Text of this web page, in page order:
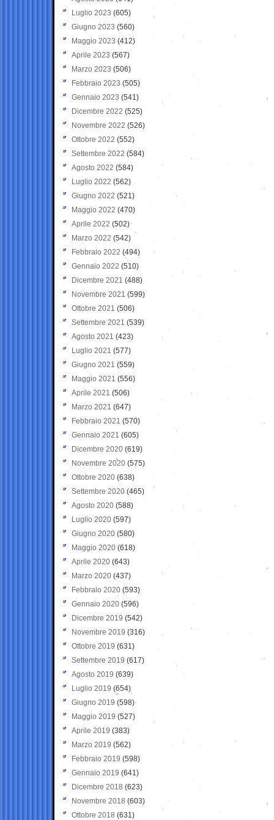
Luglio 2023 (605)
Giugno 2023 (560)
Maggio 2023 (412)
Aprile 2023 (567)
Marzo 2023 (506)
Febbraio 2023 (505)
Gennaio 2023 (541)
Dicembre 2022 (525)
Novembre 2022 (526)
Ottobre 2022 (552)
Settembre 2022 (584)
Agosto 2022 (584)
Luglio 2022 (562)
Giugno 2022 (521)
Maggio 2022 (470)
Aprile 2022 (502)
Marzo 2022 (542)
Febbraio 2022 (494)
Gennaio 2022 (510)
Dicembre 2021 (488)
Novembre 2021 (599)
Ottobre 2021 (506)
Settembre 2021 (539)
Agosto 2021 (423)
Luglio 2021 (577)
Giugno 2021(559)
Maggio 2021 (556)
Aprile 2021 (506)
Marzo 2021 (647)
Febbraio 2021 (570)
Gennaio 2021 (605)
Dicembre 2020 (619)
Novembre 2020 (575)
Ottobre 2020 (638)
Settembre 2020(465)
Agosto 2020 (588)
Luglio 2020 (597)
Giugno 2020 (580)
Maggio 2020 (618)
Aprile 2020 (643)
Marzo 2020 (437)
Febbraio 2020 (593)
Gennaio 2020 (596)
Dicembre 2019 (542)
Novembre 2019 (316)
Ottobre 2019 (631)
Settembre 2019 (617)
Agosto 2019 (639)
Luglio 2019 (654)
Giugno 2019 (598)
Maggio 2019 (527)
Aprile 2019 (383)
Marzo 2019 (562)
Febbraio 2019 (598)
Gennaio 2019 (641)
Dicembre 2018 (623)
Novembre 2018 (603)
Ottobre 2018 (631)